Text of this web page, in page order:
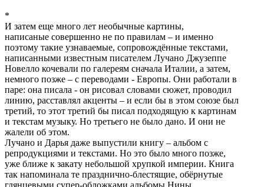
*
И затем еще много лет необычные картины,
написаные совершенно не по правилам – и именно
поэтому такие узнаваемые, сопровождённые текстами,
написанными известным писателем Лучано Джузеппе
Новелло кочевали по галереям сначала Италии, а затем,
немного позже – с переводами - Европы. Они работали в
паре: она писала - он рисовал словами сюжет, проводил
линию, расставлял акценты – и если бы в этом союзе был
третий, то этот третий бы писал подходящую к картинам
и текстам музыку. Но третьего не было дано. И они не
жалели об этом.
Лучано и Дарья даже выпустили книгу – альбом с
репродукциями и текстами. Но это было много позже,
уже ближе к закату небольшой хрупкой империи. Книга
так напоминала те празднично-блестящие, обёрнутые
глянцевыми супер-обложками альбомы Нины